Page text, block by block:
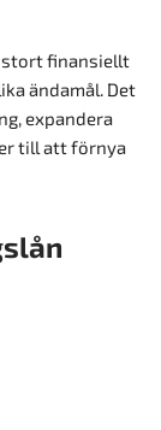
finansiellt
ändamål. Det
expandera
till att förnya